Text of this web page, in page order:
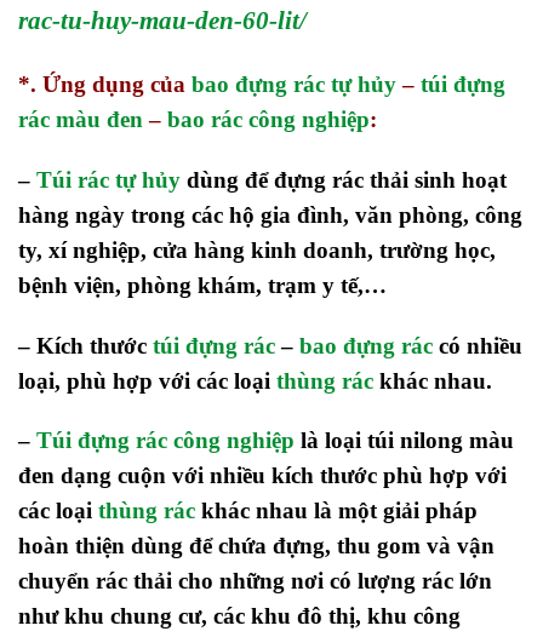
rac-tu-huy-mau-den-60-lit/
*. Ứng dụng của bao đựng rác tự hủy– túi đựng
rác màu đen – bao rác công nghiệp:
– Túi rác tự hủy dùng để đựng rác thải sinh hoạt
hàng ngày trong các hộ gia đình, văn phòng, công
ty, xí nghiệp, cửa hàng kinh doanh, trường học,
bệnh viện, phòng khám, trạm y tế,…
– Kích thước túi đựng rác– bao đựng rác có nhiều
loại, phù hợp với các loại thùng rác khác nhau.
– Túi đựng rác công nghiệp là loại túi nilong màu
đen dạng cuộn với nhiều kích thước phù hợp với
các loại thùng rác khác nhau là một giải pháp
hoàn thiện dùng để chứa đựng, thu gom và vận
chuyển rác thải cho những nơi có lượng rác lớn
như khu chung cư, các khu đô thị, khu công